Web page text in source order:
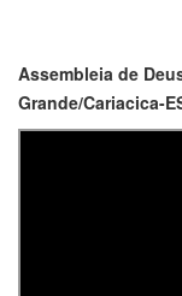
Assembleia de
Grande/Cariacica-